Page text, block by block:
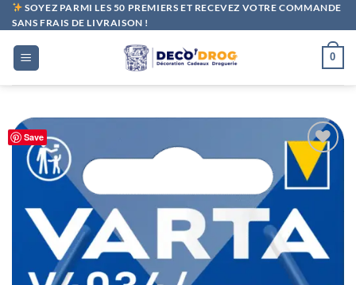
Passer
au
contenu
SOYEZ PARMI LES 50 PREMIERS ET RECEVEZ VOTRE COMMANDE
SANS FRAIS DE LIVRAISON !
0
Save
Ajouter
à la liste
souhaits